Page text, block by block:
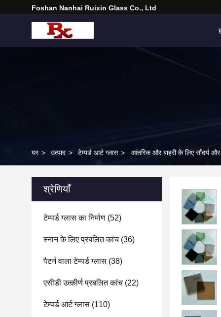
Foshan Nanhai Ruixin Glass Co., Ltd
घर > उत्पाद > टेम्पर्ड आर्ट ग्लास > आंतरिक और बाहरी के लिए सौंदर्य
श्रेणियाँ
टेम्पर्ड ग्लास का निर्माण (52)
स्नान के लिए प्रबलित कांच (36)
पैटर्न वाला टेम्पर्ड ग्लास (38)
एसीडी उत्कीर्ण प्रबलित कांच (22)
टेम्पर्ड आर्ट ग्लास (110)